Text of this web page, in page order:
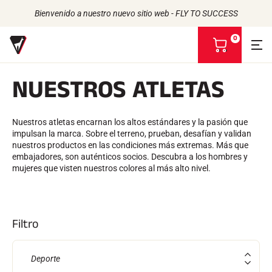
Bienvenido a nuestro nuevo sitio web - FLY TO SUCCESS
PRODUCTOS
UNIVERSO
NUESTRAS MARCAS
LA CASA VOLA
Volver
CERAS
De origen biológico
Todo tipo de nieve
Racing Wax
Cera de retención
Volver
Volver
Volver
LA HISTORIA
ATLETAS
COMPROMISO RSE
VOLA ADVICE
0
V
m
i
e
s
t
a
NUESTROS ATLETAS
Nuestros atletas encarnan los altos estándares y la pasión que
impulsan la marca. Sobre el terreno, prueban, desafían y validan
nuestros productos en las condiciones más extremas. Más que
embajadores, son auténticos socios. Descubra a los hombres y
mujeres que visten nuestros colores al más alto nivel.
Filtro
Deporte